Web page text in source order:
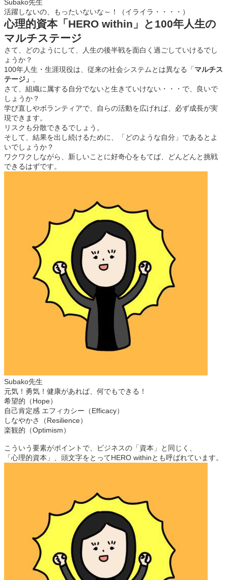
Subako先生
活躍しないの、もったいないな～！（イライラ・・・・）
心理的資本「HERO within」と100年人生の
マルチステージ
さて、どのようにして、人生の後半戦を面白く過ごしていけるでし
ょうか？
100年人生・生涯現役は、従来の社会システムとは異なる
「マルチス
テージ」 、
さて、組織に属する自分でないと生きていけない・・・で、良いで
しょうか？
学び直しやボランティアで、自らの活動を広げれば、必ず成長が実
現できます。
リスクも分散できるでしょう。
そして、結果を出し続けるために、「どのような自分」であるとよ
いでしょうか？
ワクワクしながら、新しいことに好奇心をもてば、どんどんと挑戦
できるはずです。
Subako先生
元気！勇気！健康があれば、何でもできる！
希望的（Hope）
自己肯定感 エフィカシー（Efficacy）
しなやかさ（Resilience）
楽観的（Optimism）
こういう要素がポイントで、ビジネスの「資本」と同じく、
「心理的資本」、頭文字をとってHERO withinとも呼ばれています。